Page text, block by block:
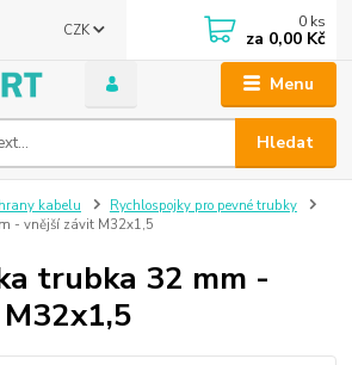
Menu
CZK
Hledat
0 ks
za 0,00 Kč
kabelu
Rychlospojky pro pevné trubky
- vnější závit M32x1,5
trubka 32 mm -